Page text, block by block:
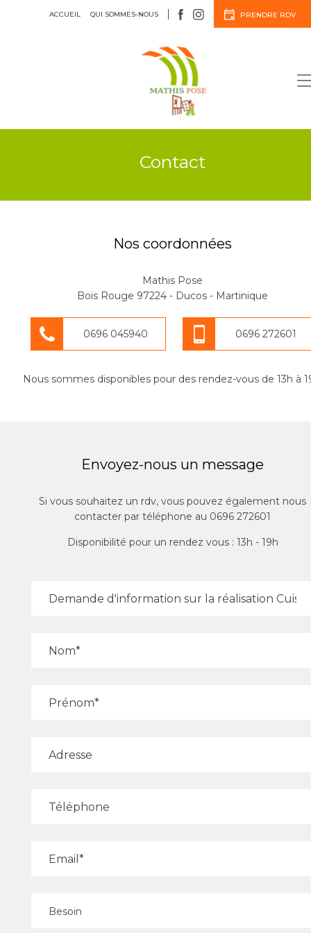
ACCUEIL QUI SOMMES-NOUS PRENDRE RDV
Menuiserie
Agencement
Contact
Nos coordonnées
Mathis Pose
Bois Rouge 97224 - Ducos - Martinique
0696 045940 0696 272601
Nous sommes disponibles pour des rendez-vous de 13h à
Envoyez-nous un message
Si vous souhaitez un rdv, vous pouvez également nous
contacter par téléphone au 0696 272601
Disponibilité pour un rendez vous : 13h - 19h